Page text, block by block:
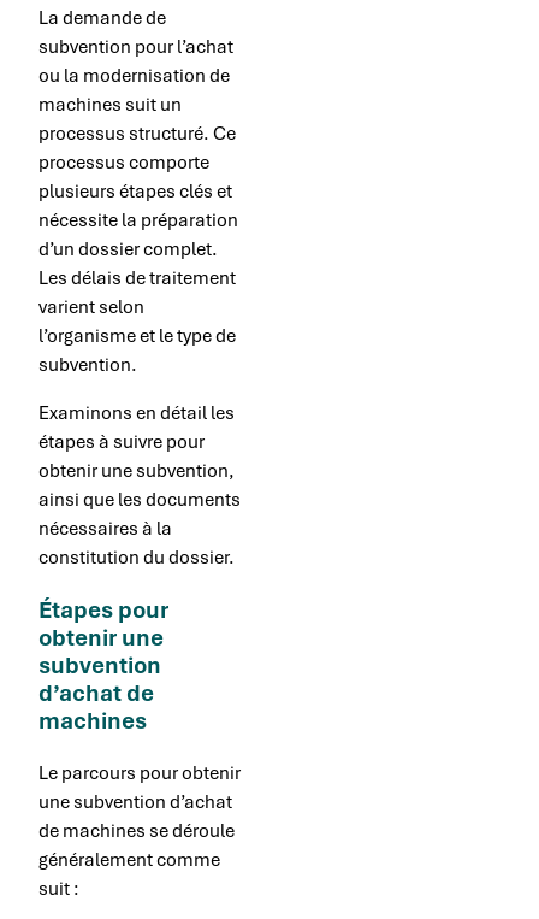
La demande de
subvention pour l’achat
ou la modernisation de
machines suit un
processus structuré. Ce
processus comporte
plusieurs étapes clés et
nécessite la préparation
d’un dossier complet.
Les délais de traitement
varient selon
l’organisme et le type de
subvention.
Examinons en détail les
étapes à suivre pour
obtenir une subvention,
ainsi que les documents
nécessaires à la
constitution du dossier.
Étapes pour
obtenir une
subvention
d’achat de
machines
Le parcours pour obtenir
une subvention d’achat
de machines se déroule
généralement comme
suit :